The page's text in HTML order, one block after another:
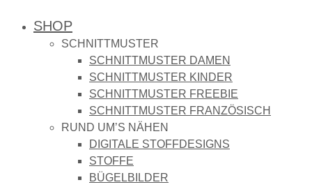
SHOP
SCHNITTMUSTER
SCHNITTMUSTER DAMEN
SCHNITTMUSTER KINDER
SCHNITTMUSTER FREEBIE
SCHNITTMUSTER FRANZÖSISCH
RUND UM’S NÄHEN
DIGITALE STOFFDESIGNS​
STOFFE
BÜGELBILDER